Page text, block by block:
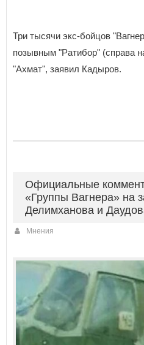
Три тысячи экс-бойцов
позывным "Ратибор" (справа
"Ахмат", заявил Кадыров.
Официальные
«Группы Вагнера» на
Делимханова и
Мнения